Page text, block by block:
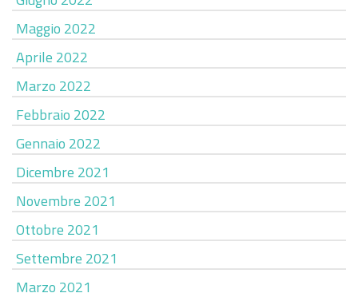
Maggio 2022
Aprile 2022
Marzo 2022
Febbraio 2022
Gennaio 2022
Dicembre 2021
Novembre 2021
Ottobre 2021
Settembre 2021
Marzo 2021